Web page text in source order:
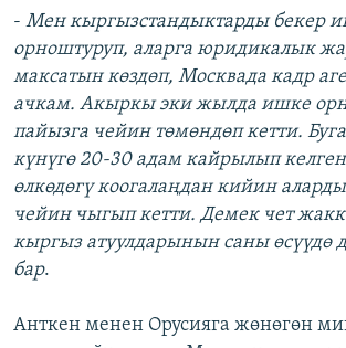
- Мен кыргызстандыктарды бекер
орноштуруп, аларга юридикалык
максатын көздөп, Москвада кадр
ачкам. Акыркы эки жылда ишке
пайызга чейин төмөндөп кетти.
күнүгө 20-30 адам кайрылып келген
өлкөдөгү коогалаңдан кийин
чейин чыгып кетти. Демек чет
кыргыз атуулдарынын саны өсүүдө
бар.
Анткен менен Орусияга жөнөгөн